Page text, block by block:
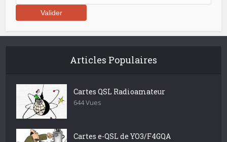
Articles Populaires
Cartes QSL Radioamateur
644 Vues
Cartes e-QSL de YO3/F4GQA